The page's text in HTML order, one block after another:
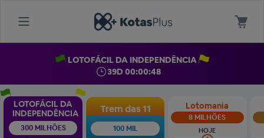
LOTOFÁCIL DA INDEPENDÊNCIA
39D 00:00:47
LOTOFÁCIL DA
INDEPENDÊNCIA
300 MILHÕES
Trem das 11
100 MIL
Lotomania
8 MILHÕES
HOJE